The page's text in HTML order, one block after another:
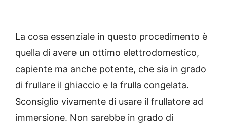
La cosa essenziale in questo procedimento è
quella di avere un ottimo elettrodomestico,
capiente ma anche potente, che sia in grado
di frullare il ghiaccio e la frulla congelata.
Sconsiglio vivamente di usare il frullatore ad
immersione. Non sarebbe in grado di